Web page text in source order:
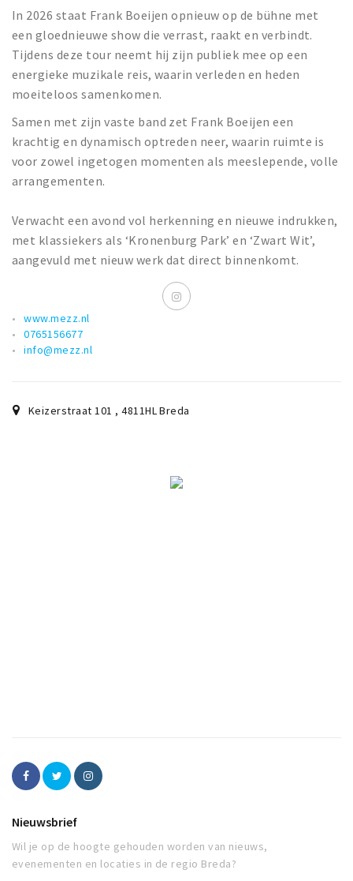
Natuurgebieden
Baroniepoorten
Sport
Privacy
Inloggen
In 2026 staat Frank Boeijen opnieuw op de bühne met
een gloednieuwe show die verrast, raakt en verbindt.
Tijdens deze tour neemt hij zijn publiek mee op een
energieke muzikale reis, waarin verleden en heden
moeiteloos samenkomen.
Samen met zijn vaste band zet Frank Boeijen een
krachtig en dynamisch optreden neer, waarin ruimte is
voor zowel ingetogen momenten als meeslepende, volle
arrangementen.
Verwacht een avond vol herkenning en nieuwe indrukken,
met klassiekers als ‘Kronenburg Park’ en ‘Zwart Wit’,
aangevuld met nieuw werk dat direct binnenkomt.
www.mezz.nl
0765156677
info@mezz.nl
Keizerstraat 101 ,4811HLBreda
Nieuwsbrief
Wil je op de hoogte gehouden worden van nieuws,
evenementen en locaties in de regio Breda?